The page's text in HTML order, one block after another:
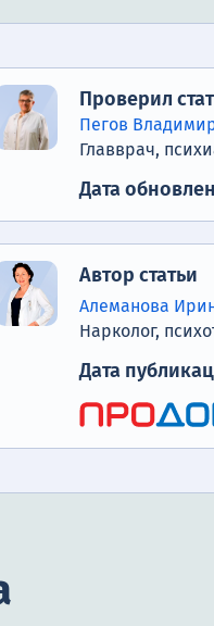
Проверил
Пегов
Главврач,
Дата
Автор статьи
Алеманова
Нарколог,
Дата